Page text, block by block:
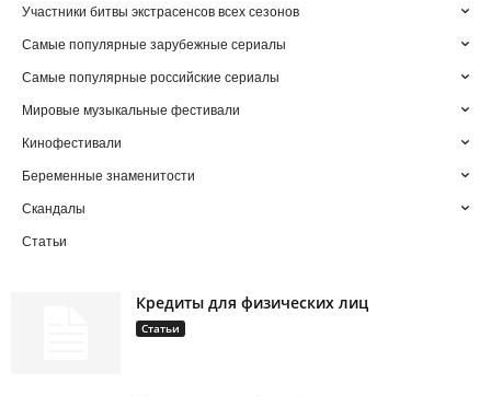
Участники битвы экстрасенсов всех сезонов
Самые популярные зарубежные сериалы
Самые популярные российские сериалы
Мировые музыкальные фестивали
Кинофестивали
Беременные знаменитости
Скандалы
Статьи
Кредиты для физических лиц
Статьи